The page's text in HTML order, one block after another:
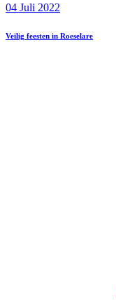
04 Juli 2022
Veilig feesten in Roeselare